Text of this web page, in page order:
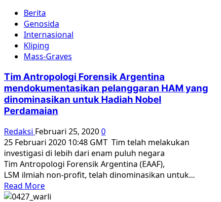
Ziarah,
Doa,
Tabur
Bunga
di
Massal
Pati
*Mengenang
Korban
di
Hari
75
Tahun
Kemerdekaan
RI
Berita
Genosida
Internasional
Kliping
Mass-Graves
Tim Antropologi Forensik Argentina
mendokumentasikan pelanggaran HAM yang
dinominasikan untuk Hadiah Nobel
Perdamaian
Redaksi Februari 25, 20200
25 Februari 2020 10:48 GMT Tim telah melakukan
investigasi di lebih dari enam puluh negara
Tim Antropologi Forensik Argentina (EAAF),
LSM ilmiah non-profit, telah dinominasikan untuk...
Read MoreRead
more